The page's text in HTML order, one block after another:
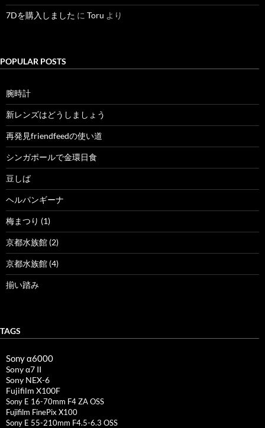
7Dを購入しました に Toru より
POPULAR POSTS
腕時計
新レンズはどうしましょう
再発見friendfeedの使い道
シンガポールで金環日食
豆しば
ヘルパンギーナ
梅まつり (1)
京都水族館 (2)
京都水族館 (4)
揃い踏み
TAGS
Sony α6000
Sony α7 II
Sony NEX-6
Fujifilm X100F
Sony E 16-70mm F4 ZA OSS
Fujifilm FinePix X100
Sony E 55-210mm F4.5-6.3 OSS